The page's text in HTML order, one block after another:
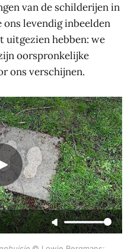
van de schilderijen in
ons levendig inbeelden
uitgezien hebben: we
oorspronkelijke
ons verschijnen.